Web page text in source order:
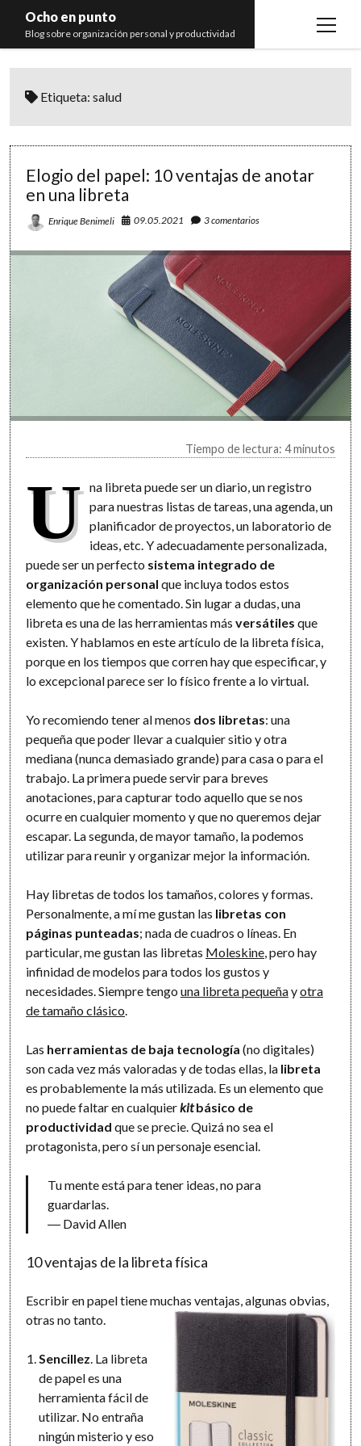
Ocho en punto
Blog sobre organización personal y productividad
open
Libros
Etiqueta:salud
Elogio del papel: 10 ventajas de anotar
en una libreta
Enrique Benimeli 09.05.2021 3 comentarios
Tiempo de lectura: 4 minutos
U na libreta puede ser un diario, un registro
para nuestras listas de tareas, una agenda, un
planificador de proyectos, un laboratorio de
ideas, etc. Y adecuadamente personalizada,
puede ser un perfecto sistema integrado de
organización personal que incluya todos estos
elemento que he comentado. Sin lugar a dudas, una
libreta es una de las herramientas másversátiles que
existen. Y hablamos en este artículo de la libreta física,
porque en los tiempos que corren hay que especificar, y
lo excepcional parece ser lo físico frente a lo virtual.
Yo recomiendo tener al menos dos libretas: una
pequeña que poder llevar a cualquier sitio y otra
mediana (nunca demasiado grande) para casa o para el
trabajo. La primera puede servir para breves
anotaciones, para capturar todo aquello que se nos
ocurre en cualquier momento y que no queremos dejar
escapar. La segunda, de mayor tamaño, la podemos
utilizar para reunir y organizar mejor la información.
Hay libretas de todos los tamaños, colores y formas.
Personalmente, a mí me gustan las libretas con
páginas punteadas; nada de cuadros o líneas. En
particular, me gustan las libretas Moleskine , pero hay
infinidad de modelos para todos los gustos y
necesidades. Siempre tengouna libreta pequeñayotra
de tamaño clásico
Las herramientas de baja tecnología (no digitales)
son cada vez más valoradas y de todas ellas, la libreta
es probablemente la más utilizada. Es un elemento que
no puede faltar en cualquier kitbásico de
productividad que se precie. Quizá no sea el
protagonista, pero sí un personaje esencial.
Tu mente está para tener ideas, no para
guardarlas.
― David Allen
10 ventajas de la libreta física
Escribir en papel tiene muchas ventajas, algunas obvias,
otras no tanto.
Sencillez . La libreta
de papel es una
herramienta fácil de
utilizar. No entraña
ningún misterio y eso